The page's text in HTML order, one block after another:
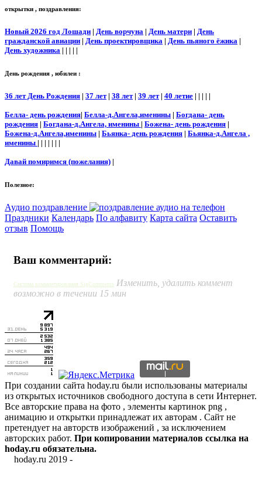
открытки , поздравления:
Новый 2026 год Лошади | День ворчуна | День матери | День
гражданской авиации | День проектировщика | День пьяного ёжика |
День художника | | | | |
День рождения , юбилеи :
36 лет День Рождения | 37 лет| 38 лет| 39 лет| 40 летие | | | | |
Белла- день рождения| Белла-д.Ангела,именины | Богдана- день
рождения | Богдана-д.Ангела, именины | Божена- день рождения |
Божена-д.Ангела,именины | Бьянка- день рождения | Бьянка-д.Ангела ,
именины | | | | | | |
Давай помиримся (пожелания) |
Полезное:
Аудио поздравление
Праздники Календарь По алфавиту Карта сайта Оставить
отзыв Помощь
Ваш комментарий:
Система комментирования SigComments Изменить, удалить коммент
возможно в течении 15 мин
При создании сайта hoday.ru были использованы материалы
из открытых источников свободного доступа в сети Интернет.
Все авторские права на фото , элементы картинок png ,
анимацию и открытки принадлежат их авторам . Сайт не
претендует на авторств изображений , за исключением
авторских работ. При копировании материалов ссылка на
hoday.ru обязательна.
hoday.ru 2019 -